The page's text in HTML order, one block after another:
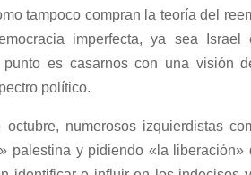
tampoco compran la teoría del
imperfecta, ya sea
es casarnos con una visión
político.
numerosos izquierdistas
palestina y pidiendo «la